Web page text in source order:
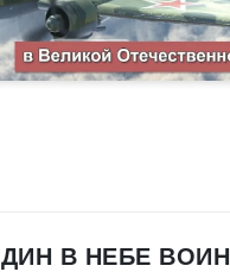
В НЕБЕ ВОИН